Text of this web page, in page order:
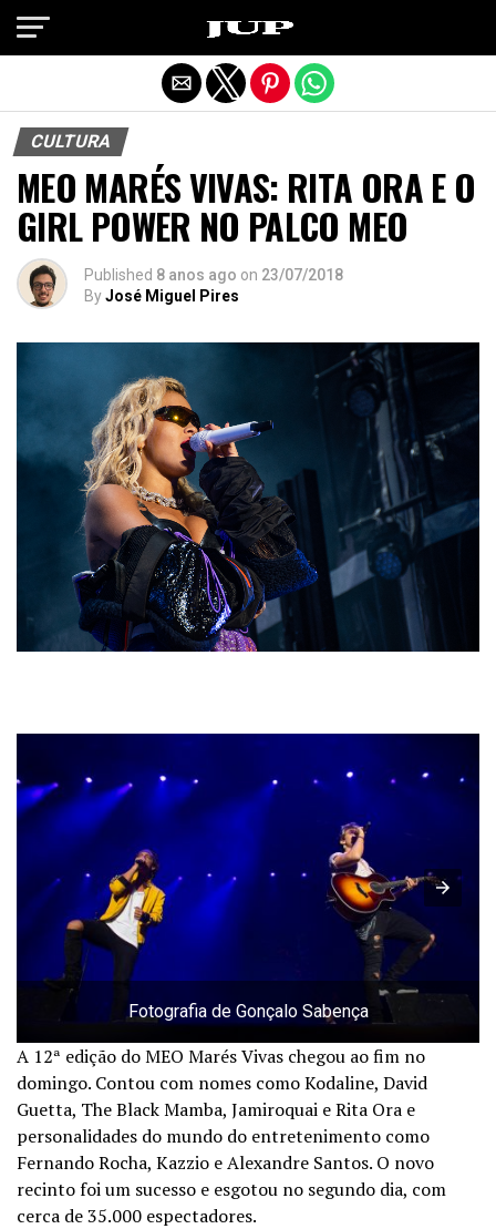
CULTURA
MEO MARÉS VIVAS: RITA ORA E O
GIRL POWER NO PALCO MEO
Published 8 anos ago on 23/07/2018
ByJosé Miguel Pires
Fotografia de Gonçalo Sabença
A 12ª edição do MEO Marés Vivas chegou ao fim no
domingo. Contou com nomes como Kodaline, David
Guetta, The Black Mamba, Jamiroquai e Rita Ora e
personalidades do mundo do entretenimento como
Fernando Rocha, Kazzio e Alexandre Santos. O novo
recinto foi um sucesso e esgotou no segundo dia, com
cerca de 35.000 espectadores.
Exit mobile version